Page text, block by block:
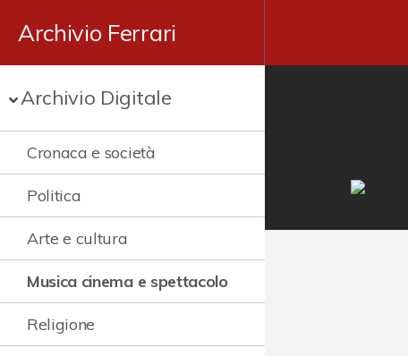
Archivio Ferrari
Archivio Digitale
Cronaca e società
Politica
Arte e cultura
Musica cinema e spettacolo
Religione